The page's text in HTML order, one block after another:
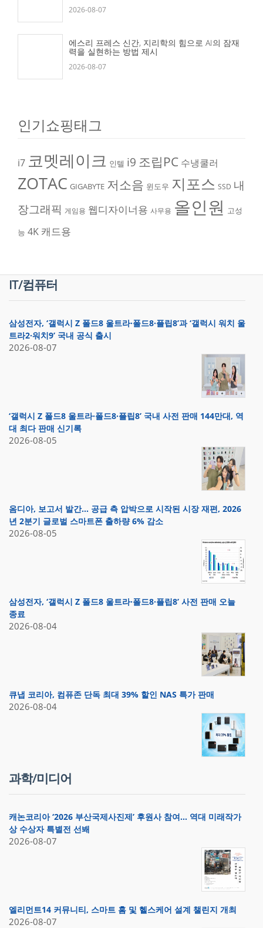
2026-08-07
에스리 프레스 신간, 지리학의 힘으로 AI의 잠재
력을 실현하는 방법 제시
2026-08-07
인기쇼핑태그
i7 코멧레이크 인텔 i9 조립PC 수냉쿨러
ZOTAC GIGABYTE 저소음 윈도우 지포스 SSD 내
장그래픽 게임용 웹디자이너용 사무용 올인원 고성
능 4K 캐드용
IT/컴퓨터
삼성전자, ‘갤럭시 Z 폴드8 울트라·폴드8·플립8’과 ‘갤럭시 워치 울
트라2·워치9’ 국내 공식 출시
2026-08-07
‘갤럭시 Z 폴드8 울트라·폴드8·플립8’ 국내 사전 판매 144만대, 역
대 최다 판매 신기록
2026-08-05
옴디아, 보고서 발간… 공급 측 압박으로 시작된 시장 재편, 2026
년 2분기 글로벌 스마트폰 출하량 6% 감소
2026-08-05
삼성전자, ‘갤럭시 Z 폴드8 울트라·폴드8·플립8’ 사전 판매 오늘
종료
2026-08-04
큐냅 코리아, 컴퓨존 단독 최대 39% 할인 NAS 특가 판매
2026-08-04
과학/미디어
캐논코리아 ‘2026 부산국제사진제’ 후원사 참여… 역대 미래작가
상 수상자 특별전 선봬
2026-08-07
엘리먼트14 커뮤니티, 스마트 홈 및 헬스케어 설계 챌린지 개최
2026-08-07